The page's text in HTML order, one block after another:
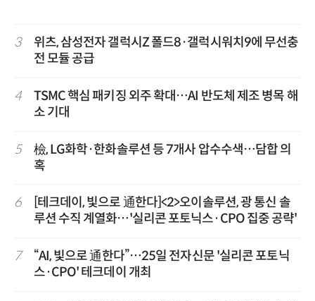
3
위츠, 삼성전자 갤럭시Z 폴드8·갤럭시워치9에 무선충
전 모듈 공급
4
TSMC 핵심 패키징 외주 확대…AI 반도체 제조 병목 해
소 기대
5
檢, LG화학·한화솔루션 등 7개사 압수수색…담합 의
혹
6
[테크데이, 빛으로 通한다]<2>오이솔루션, 광 통신 솔
루션 수직 계열화…'실리콘 포토닉스·CPO 집중 공략'
7
“AI, 빛으로 通한다”…25일 전자신문 '실리콘 포토닉
스·CPO' 테크데이 개최